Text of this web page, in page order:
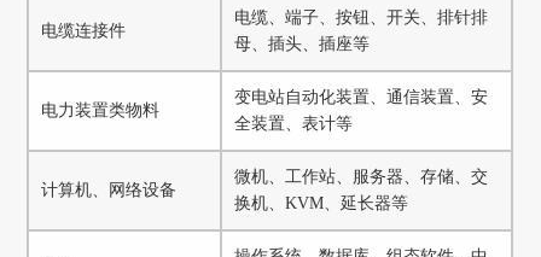
电缆连接件
电缆、端子、按钮、开关、排针排
母、插头、插座等
电力装置类物料
变电站自动化装置、通信装置、安
全装置、表计等
计算机、网络设备
微机、工作站、服务器、存储、交
换机、KVM、延长器等